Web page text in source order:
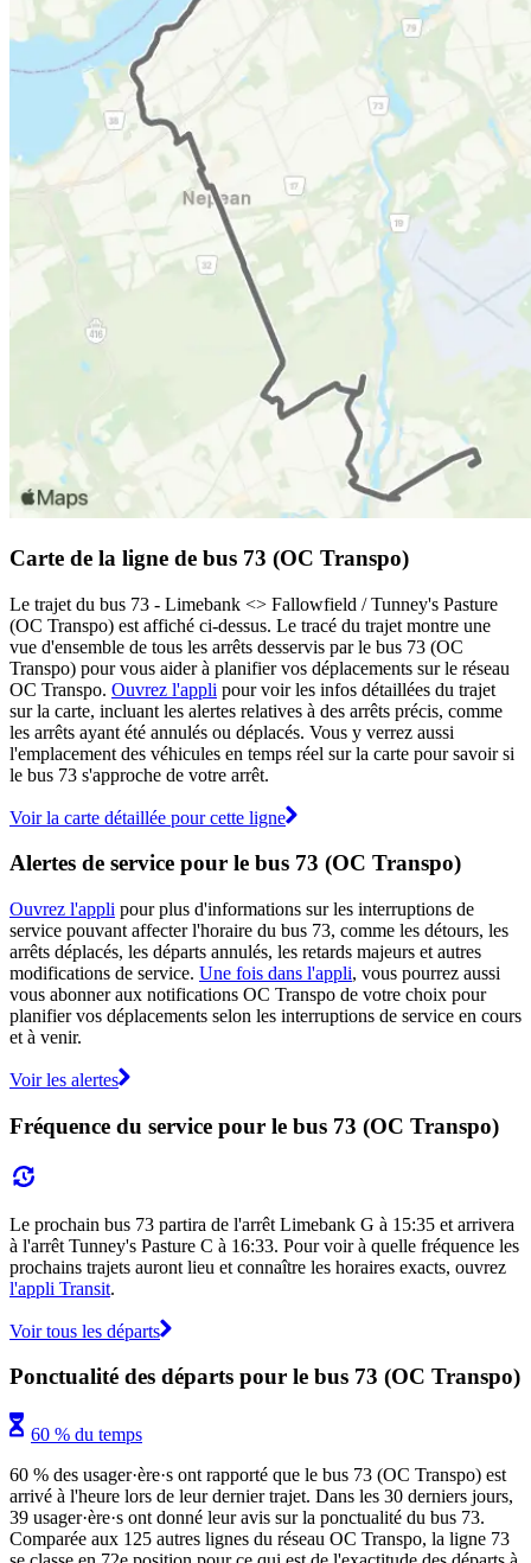
Carte de la ligne de bus 73 (OC Transpo)
Le trajet du bus 73 - Limebank <​> Fallowfield / Tunney's Pasture
(OC Transpo) est affiché ci-dessus. Le tracé du trajet montre une
vue d'ensemble de tous les arrêts desservis par le bus 73 (OC
Transpo) pour vous aider à planifier vos déplacements sur le réseau
OC Transpo. Ouvrez l'appli pour voir les infos détaillées du trajet
sur la carte, incluant les alertes relatives à des arrêts précis, comme
les arrêts ayant été annulés ou déplacés. Vous y verrez aussi
l'emplacement des véhicules en temps réel sur la carte pour savoir si
le bus 73 s'approche de votre arrêt.
Voir la carte détaillée pour cette ligne
Alertes de service pour le bus 73 (OC Transpo)
Ouvrez l'appli pour plus d'informations sur les interruptions de
service pouvant affecter l'horaire du bus 73, comme les détours, les
arrêts déplacés, les départs annulés, les retards majeurs et autres
modifications de service. Une fois dans l'appli, vous pourrez aussi
vous abonner aux notifications OC Transpo de votre choix pour
planifier vos déplacements selon les interruptions de service en cours
et à venir.
Voir les alertes
Fréquence du service pour le bus 73 (OC Transpo)
Le prochain bus 73 partira de l'arrêt Limebank G à 15:35 et arrivera
à l'arrêt Tunney's Pasture C à 16:33. Pour voir à quelle fréquence les
prochains trajets auront lieu et connaître les horaires exacts, ouvrez
l'appli Transit.
Voir tous les départs
Ponctualité des départs pour le bus 73 (OC Transpo)
60 % du temps
60 % des usager·ère·s ont rapporté que le bus 73 (OC Transpo) est
arrivé à l'heure lors de leur dernier trajet. Dans les 30 derniers jours,
39 usager·ère·s ont donné leur avis sur la ponctualité du bus 73.
Comparée aux 125 autres lignes du réseau OC Transpo, la ligne 73